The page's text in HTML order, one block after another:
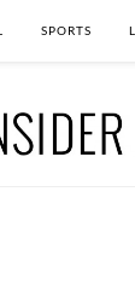
SPORTS